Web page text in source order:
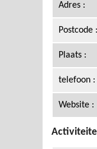
Adres :
Postcode :
Plaats :
telefoon :
Website :